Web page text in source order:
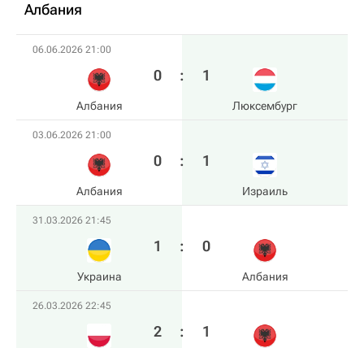
Албания
06.06.2026 21:00
Албания
0 : 1
Люксембург
03.06.2026 21:00
Албания
0 : 1
Израиль
31.03.2026 21:45
Украина
1 : 0
Албания
26.03.2026 22:45
2 : 1